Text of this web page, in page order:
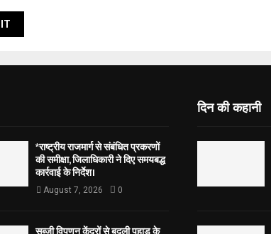
*राष्ट्रीय राजमार्ग से संबंधित प्रकरणों
की समीक्षा, जिलाधिकारी ने दिए समयबद्ध
कार्रवाई के निर्देश।
August 7, 2026 0
दिन की कहानी